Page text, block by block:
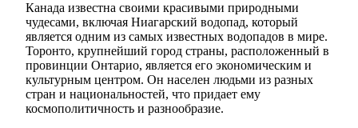
Канада известна своими красивыми природными
чудесами, включая Ниагарский водопад, который
является одним из самых известных водопадов в мире.
Торонто, крупнейший город страны, расположенный в
провинции Онтарио, является его экономическим и
культурным центром. Он населен людьми из разных
стран и национальностей, что придает ему
космополитичность и разнообразие.